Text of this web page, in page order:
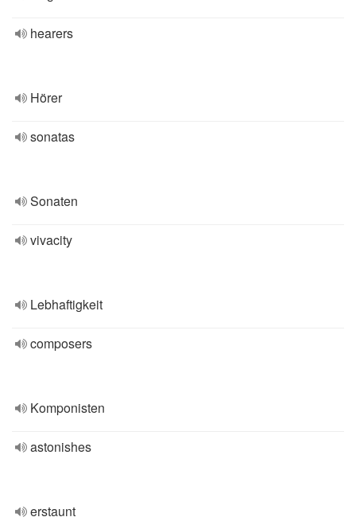
hearers
Hörer
sonatas
Sonaten
vivacity
Lebhaftigkeit
composers
Komponisten
astonishes
erstaunt